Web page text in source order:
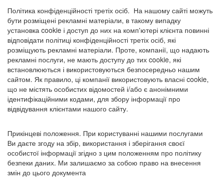
Політика конфіденційності третіх осіб. На нашому сайті можуть
бути розміщені рекламні матеріали, в такому випадку
установка cookie і доступ до них на комп'ютері клієнта повинні
відповідати політиці конфіденційності третіх осіб, які
розміщують рекламні матеріали. Проте, компанії, що надають
рекламні послуги, не мають доступу до тих cookie, які
встановлюються і використовуються безпосередньо нашим
сайтом. Як правило, ці компанії використовують власні cookie,
що не містять особистих відомостей і/або є анонімними
ідентифікаційними кодами, для збору інформації про
відвідування клієнтами нашого сайту.
Прикінцеві положення. При користуванні нашими послугами
Ви даєте згоду на збір, використання і зберігання своєї
особистої інформації згідно з цим положенням про політику
безпеки даних. Ми залишаємо за собою право на внесення
змін до цього документа